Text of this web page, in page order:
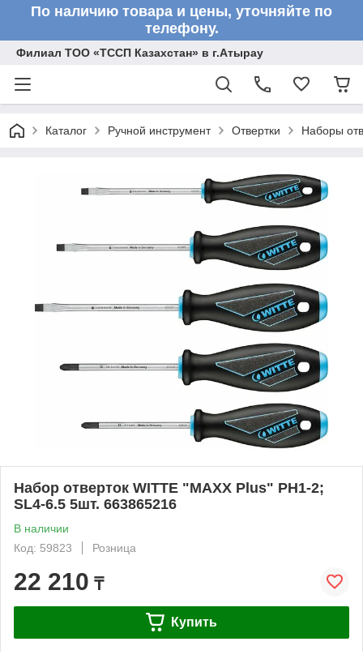
По наличию товара и цены, уточняйте по
телефону.
Филиал ТОО «ТССП Казахстан» в г.Атырау
Каталог Ручной инструмент Отвертки Наборы
Набор отверток WITTE "MAXX Plus" PH1-2;
SL4-6.5 5шт. 663865216
В наличии
Код: 59823
Розница
22 210 ₸
Купить